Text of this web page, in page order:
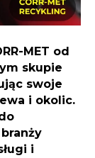
MET od
skupie
swoje
i okolic.
i